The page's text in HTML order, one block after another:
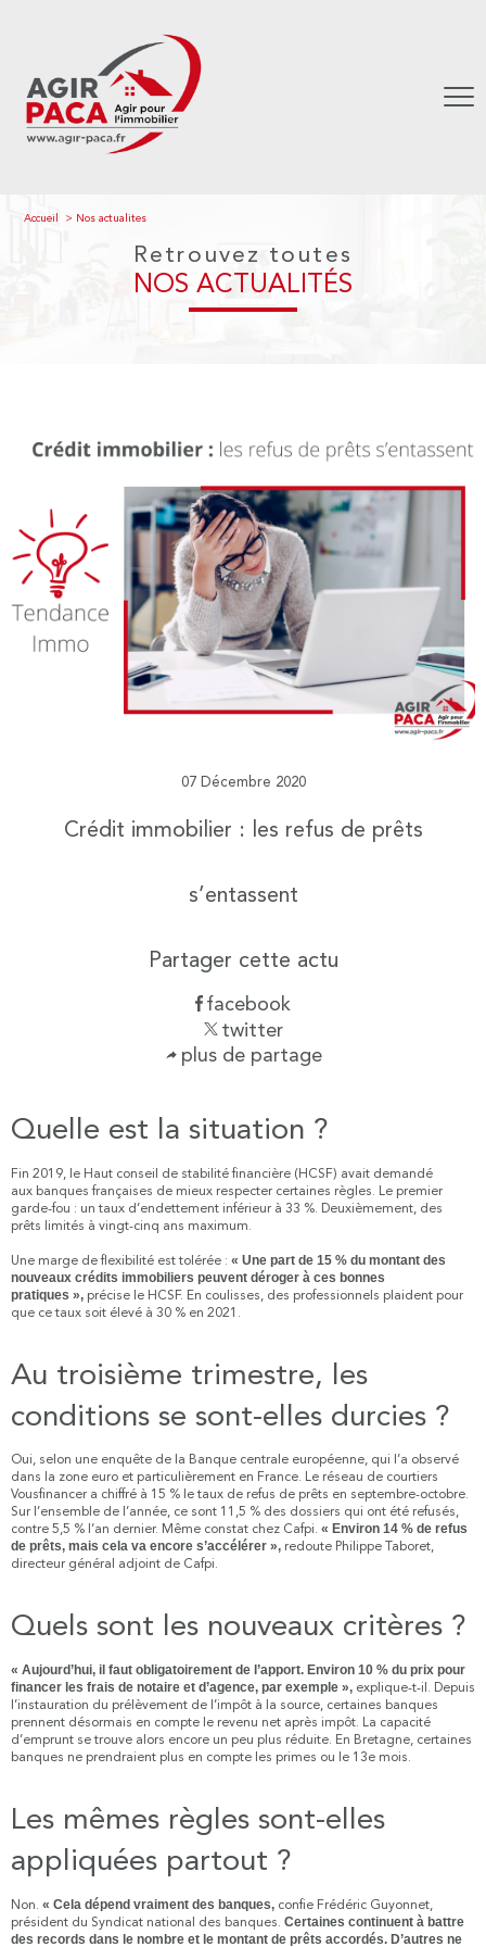
Accueil Nos actualites
Retrouvez toutes
NOS ACTUALITÉS
07 Décembre 2020
Crédit immobilier : les refus de prêts
s’entassent
Partager cette actu
facebook
twitter
plus de partage
Quelle est la situation ?
Fin 2019, le Haut conseil de stabilité financière (HCSF) avait demandé
aux banques françaises de mieux respecter certaines règles. Le premier
garde-fou : un taux d’endettement inférieur à 33 %. Deuxièmement, des
prêts limités à vingt-cinq ans maximum.
Une marge de flexibilité est tolérée : « Une part de 15 % du montant des
nouveaux crédits immobiliers peuvent déroger à ces bonnes
pratiques », précise le HCSF. En coulisses, des professionnels plaident pour
que ce taux soit élevé à 30 % en 2021.
Au troisième trimestre, les
conditions se sont-elles durcies ?
Oui, selon une enquête de la Banque centrale européenne, qui l’a observé
dans la zone euro et particulièrement en France. Le réseau de courtiers
Vousfinancer a chiffré à 15 % le taux de refus de prêts en septembre-octobre.
Sur l’ensemble de l’année, ce sont 11,5 % des dossiers qui ont été refusés,
contre 5,5 % l’an dernier. Même constat chez Cafpi. « Environ 14 % de refus
de prêts, mais cela va encore s’accélérer », redoute Philippe Taboret,
directeur général adjoint de Cafpi.
Quels sont les nouveaux critères ?
« Aujourd’hui, il faut obligatoirement de l’apport. Environ 10 % du prix pour
financer les frais de notaire et d’agence, par exemple », explique-t-il. Depuis
l’instauration du prélèvement de l’impôt à la source, certaines banques
prennent désormais en compte le revenu net après impôt. La capacité
d’emprunt se trouve alors encore un peu plus réduite. En Bretagne, certaines
banques ne prendraient plus en compte les primes ou le 13e mois.
Les mêmes règles sont-elles
appliquées partout ?
Non. « Cela dépend vraiment des banques, confie Frédéric Guyonnet,
président du Syndicat national des banques. Certaines continuent à battre
des records dans le nombre et le montant de prêts accordés. D’autres ne